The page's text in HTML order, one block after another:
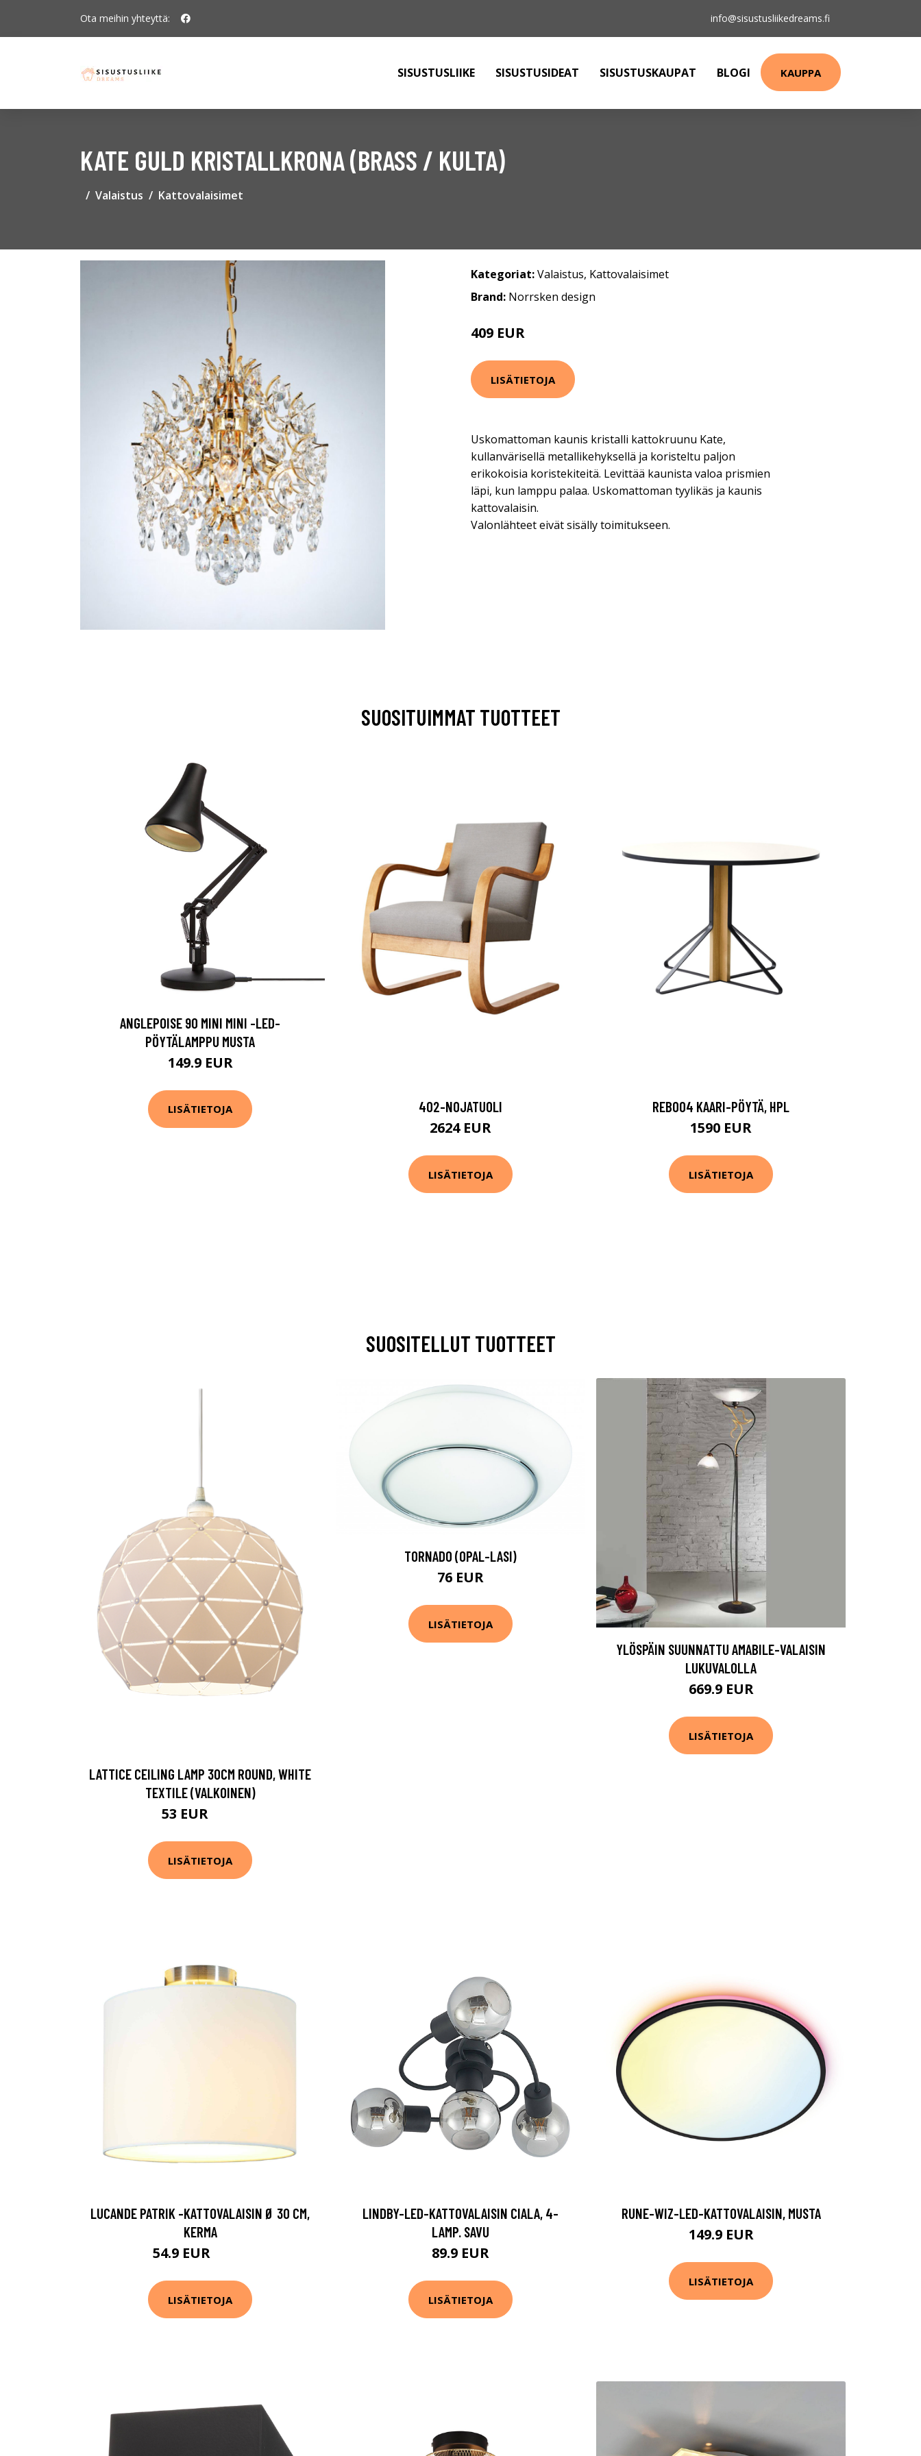
Ota meihin yhteyttä: info@sisustusliikedreams.fi
SISUSTUSLIIKE SISUSTUSIDEAT SISUSTUSKAUPAT BLOGI KAUPPA
KATE GULD KRISTALLKRONA (BRASS / KULTA)
Valaistus Kattovalaisimet
Kategoriat:Valaistus, Kattovalaisimet
Brand: Norrsken design
409 EUR
LISÄTIETOJA
Uskomattoman kaunis kristalli kattokruunu Kate,
kullanvärisellä metallikehyksellä ja koristeltu paljon
erikokoisia koristekiteitä. Levittää kaunista valoa prismien
läpi, kun lamppu palaa. Uskomattoman tyylikäs ja kaunis
kattovalaisin.
Valonlähteet eivät sisälly toimitukseen.
SUOSITUIMMAT TUOTTEET
ANGLEPOISE 90 MINI MINI -LED-
PÖYTÄLAMPPU MUSTA
149.9 EUR
LISÄTIETOJA 402-NOJATUOLI
2624 EUR
LISÄTIETOJA
REB004 KAARI-PÖYTÄ, HPL
1590 EUR
LISÄTIETOJA
SUOSITELLUT TUOTTEET
LATTICE CEILING LAMP 30CM ROUND, WHITE
TEXTILE (VALKOINEN)
53 EUR
LISÄTIETOJA
TORNADO (OPAL-LASI)
76 EUR
LISÄTIETOJA
YLÖSPÄIN SUUNNATTU AMABILE-VALAISIN
LUKUVALOLLA
669.9 EUR
LISÄTIETOJA
LUCANDE PATRIK -KATTOVALAISIN Ø 30 CM,
KERMA
54.9 EUR
LISÄTIETOJA
LINDBY-LED-KATTOVALAISIN CIALA, 4-
LAMP. SAVU
89.9 EUR
LISÄTIETOJA
RUNE-WIZ-LED-KATTOVALAISIN, MUSTA
149.9 EUR
LISÄTIETOJA